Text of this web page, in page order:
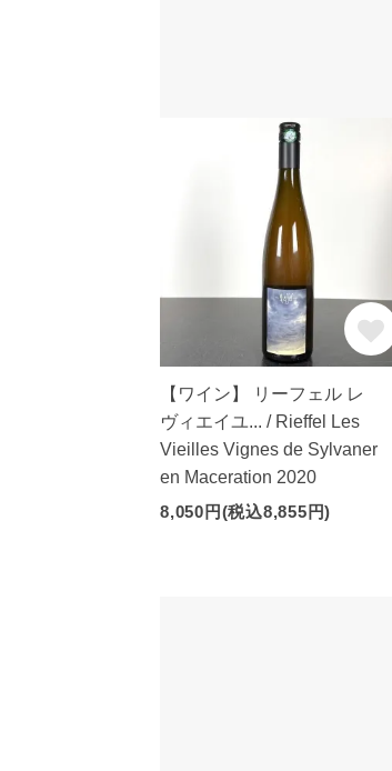
【ワイン】 リーフェル レ
ヴィエイユ... / Rieffel Les
Vieilles Vignes de Sylvaner
en Maceration 2020
8,050円(税込8,855円)